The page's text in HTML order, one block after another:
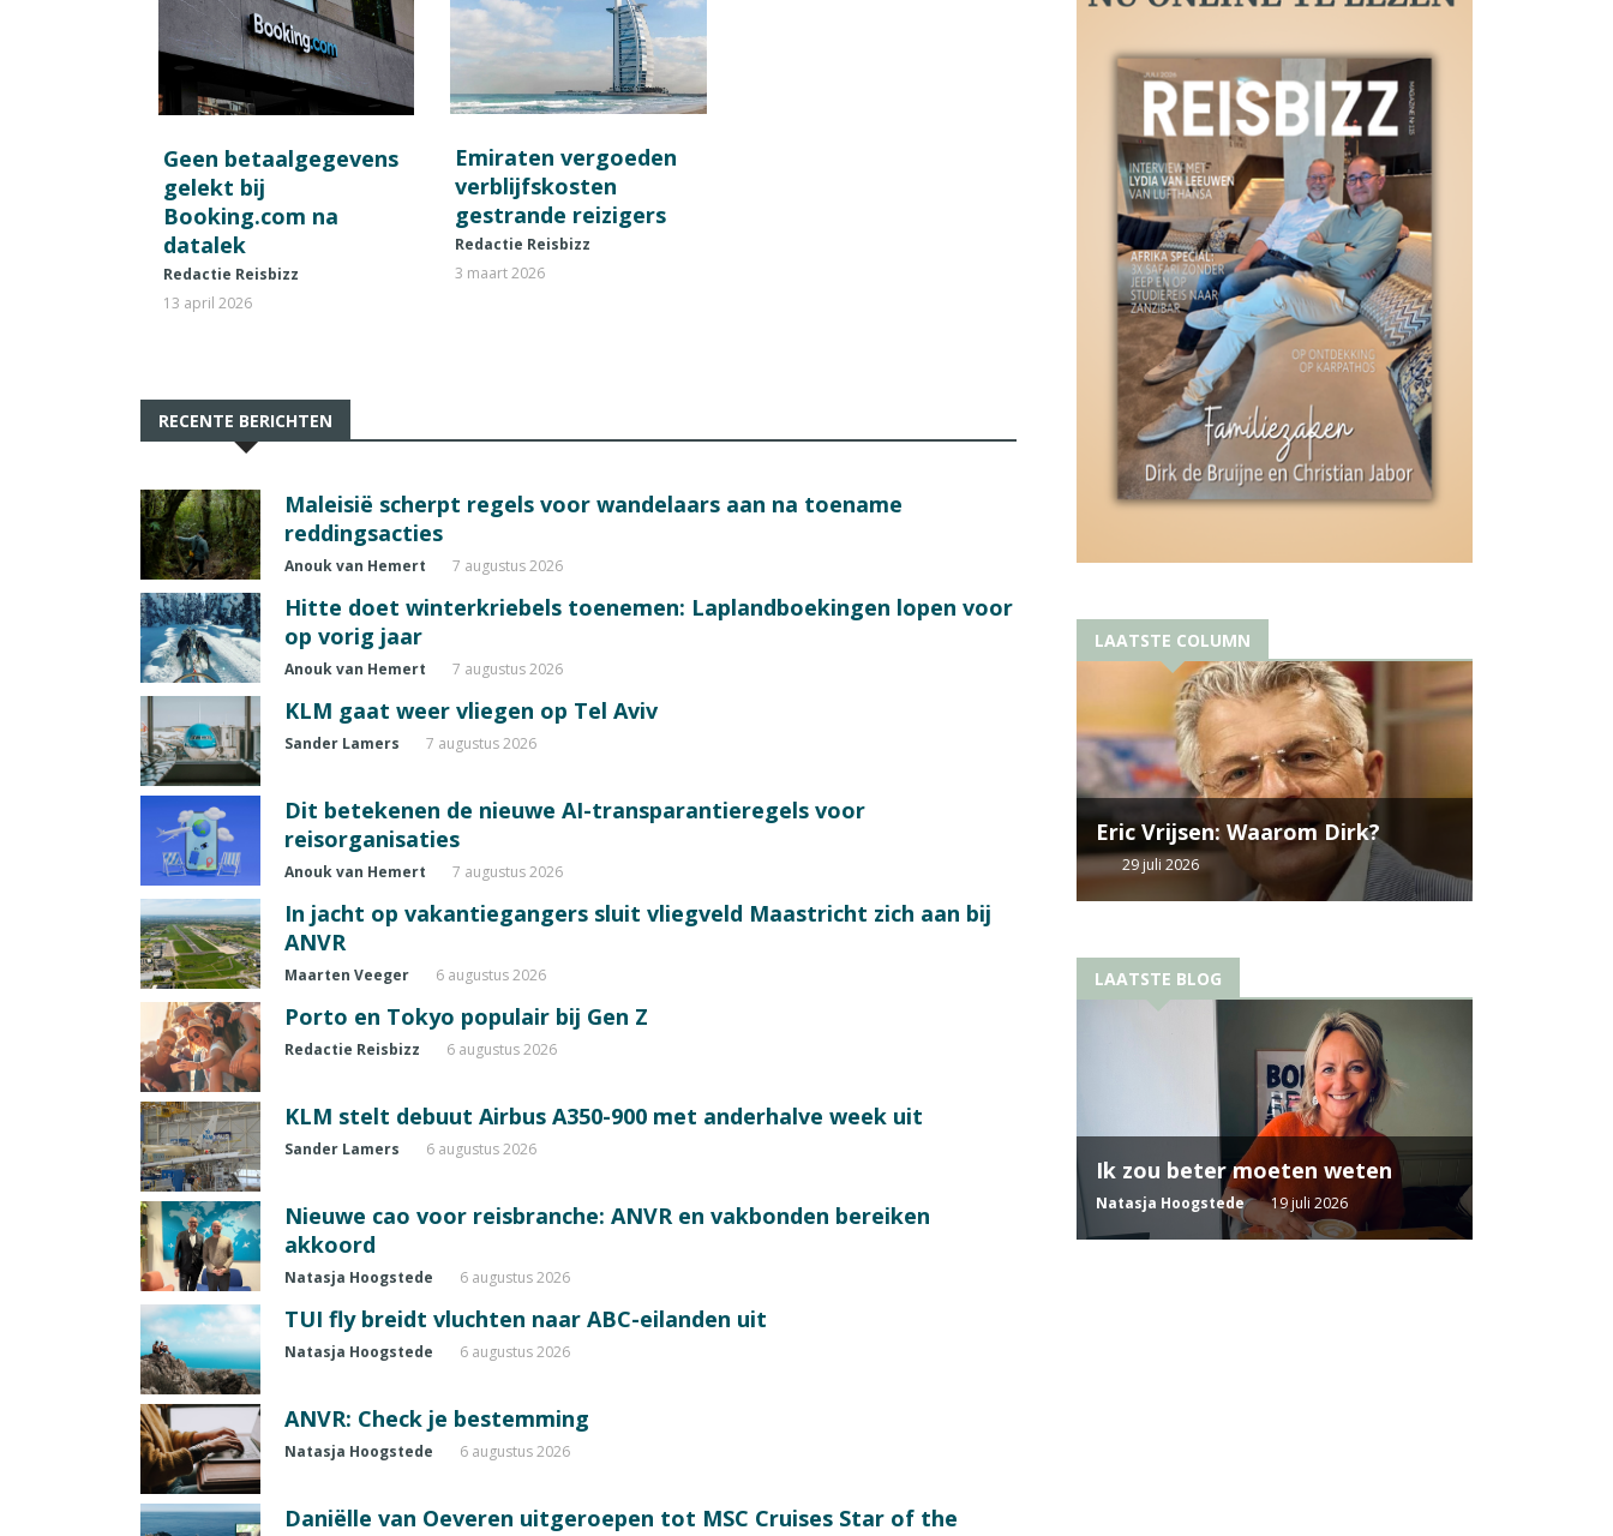
Geen betaalgegevens
gelekt bij
Booking.com na
datalek
Redactie Reisbizz
13 april 2026
Emiraten vergoeden
verblijfskosten
gestrande reizigers
Redactie Reisbizz
3 maart 2026
RECENTE BERICHTEN
Maleisië scherpt regels voor wandelaars aan na toename
reddingsacties
Anouk van Hemert 7 augustus 2026
Hitte doet winterkriebels toenemen: Laplandboekingen lopen voor
op vorig jaar
Anouk van Hemert 7 augustus 2026
KLM gaat weer vliegen op Tel Aviv
Sander Lamers 7 augustus 2026
Dit betekenen de nieuwe AI-transparantieregels voor
reisorganisaties
Anouk van Hemert 7 augustus 2026
In jacht op vakantiegangers sluit vliegveld Maastricht zich aan bij
ANVR
Maarten Veeger 6 augustus 2026
Porto en Tokyo populair bij Gen Z
Redactie Reisbizz 6 augustus 2026
KLM stelt debuut Airbus A350-900 met anderhalve week uit
Sander Lamers 6 augustus 2026
Nieuwe cao voor reisbranche: ANVR en vakbonden bereiken
akkoord
Natasja Hoogstede 6 augustus 2026
TUI fly breidt vluchten naar ABC-eilanden uit
Natasja Hoogstede 6 augustus 2026
ANVR: Check je bestemming
Natasja Hoogstede 6 augustus 2026
Daniëlle van Oeveren uitgeroepen tot MSC Cruises Star of the
LAATSTE COLUMN
Eric Vrijsen: Waarom Dirk?
29 juli 2026
LAATSTE BLOG
Ik zou beter moeten weten
Natasja Hoogstede 19 juli 2026